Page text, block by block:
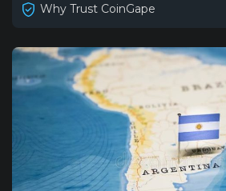
Why Trust CoinGape